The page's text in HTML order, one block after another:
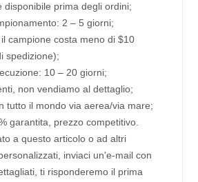
disponibile prima degli ordini;
2 – 5 giorni;
campione costa meno di $10
spedizione);
10 – 20 giorni;
non vendiamo al dettaglio;
tutto il mondo via aerea/via mare;
garantita, prezzo competitivo.
a questo articolo o ad altri
inviaci un'e-mail con
ti risponderemo il prima